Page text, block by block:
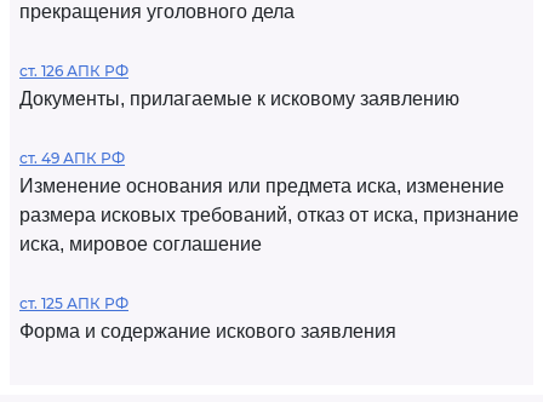
прекращения уголовного дела
ст. 126 АПК РФ
Документы, прилагаемые к исковому заявлению
ст. 49 АПК РФ
Изменение основания или предмета иска, изменение
размера исковых требований, отказ от иска, признание
иска, мировое соглашение
ст. 125 АПК РФ
Форма и содержание искового заявления